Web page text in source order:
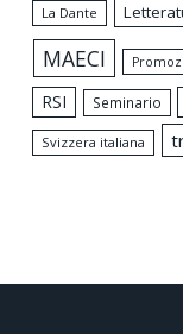
La Dante
MAECI
RSI
Seminario
Svizzera italiana